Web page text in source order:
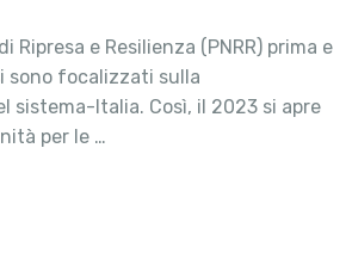
Ripresa e Resilienza (PNRR) prima e
sono focalizzati sulla
sistema-Italia. Così, il 2023 si apre
per le …